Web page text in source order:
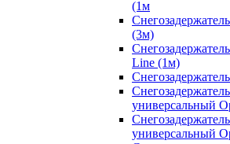
(1м
(3м)
Line (1м)
универсальный
универсальный